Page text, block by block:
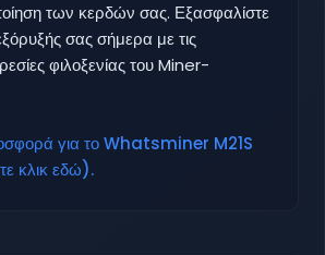
των κερδών σας. Εξασφαλίστε
σας σήμερα με τις
φιλοξενίας του Miner-
για το Whatsminer M21S
κλικ εδώ).